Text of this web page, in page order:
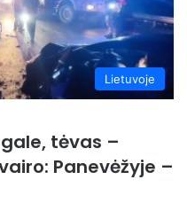
Lietuvoje
tėvas –
Panevėžyje –